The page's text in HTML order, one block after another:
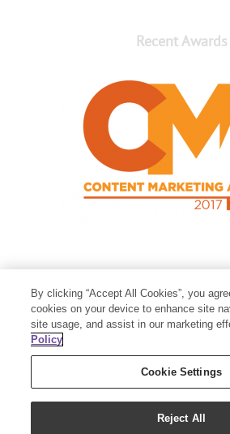
Recent Awards
Member Services:
1-
Thanksgiving Point
3125 Executive
Lehi, UT 84043
By clicking “Accept All Cookies”, you
cookies on your device to enhance site
site usage, and assist in our marketing
Policy
Cookie Settings
Reject All